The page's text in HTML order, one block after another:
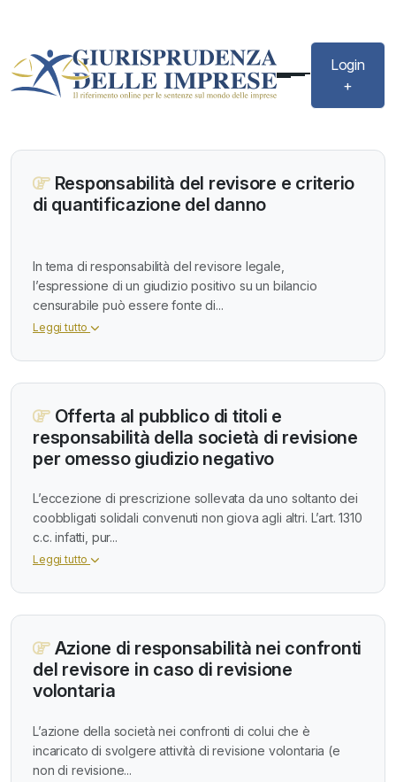
Login
+
Responsabilità del revisore e criterio
di quantificazione del danno
In tema di responsabilità del revisore legale,
l’espressione di un giudizio positivo su un bilancio
censurabile può essere fonte di...
Leggi tutto
Offerta al pubblico di titoli e
responsabilità della società di revisione
per omesso giudizio negativo
L’eccezione di prescrizione sollevata da uno soltanto dei
coobbligati solidali convenuti non giova agli altri. L’art. 1310
c.c. infatti, pur...
Leggi tutto
Azione di responsabilità nei confronti
del revisore in caso di revisione
volontaria
L’azione della società nei confronti di colui che è
incaricato di svolgere attività di revisione volontaria (e
non di revisione...